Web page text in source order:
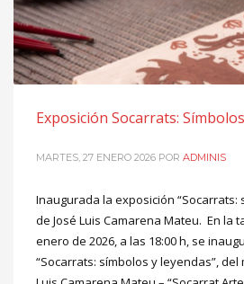
Exposición Socarrats:
MARTES, 27 ENERO 2026 POR ADMINIS
Inaugurada la exposición “Socarrats:
de José Luis Camarena Mateu. En la
enero de 2026, a las 18:00 h, se
“Socarrats: símbolos y leyendas”,